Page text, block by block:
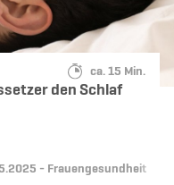
Lesedauer:
ca. 15 Min.
den Schlaf
- Kategorie:
Frauengesundheit